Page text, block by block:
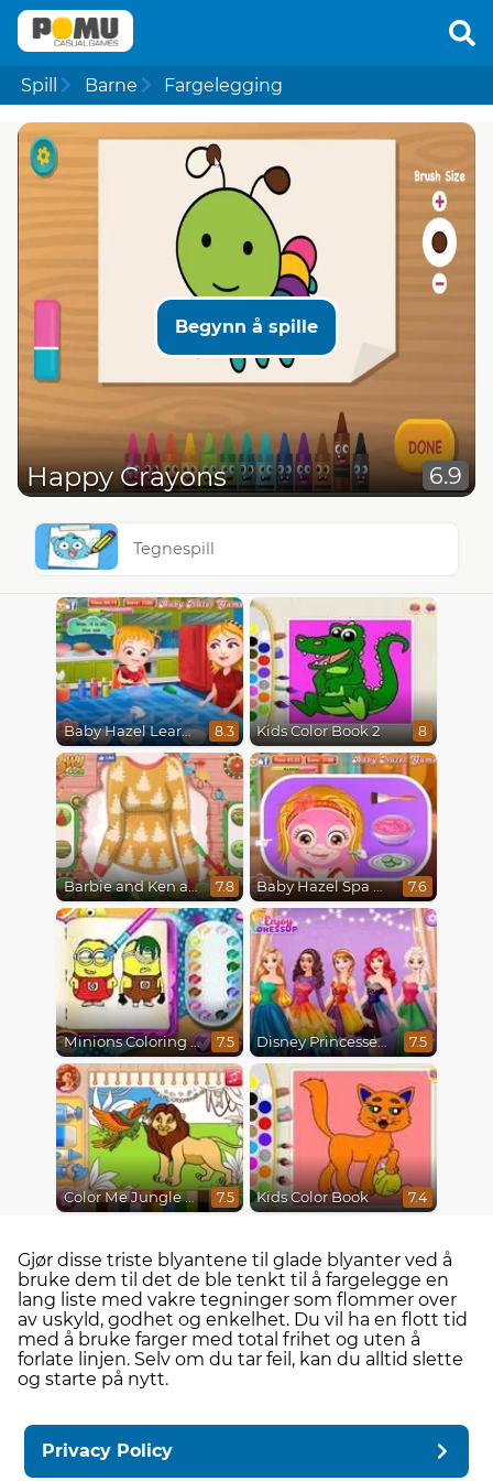
Spill Barne Fargelegging
Begynn å spille
Happy Crayons 6.9
Tegnespill
Baby Hazel Learns Colors 8.3 Kids Color Book 2 8
Barbie and Ken a Perfect Christmas 7.8 Baby Hazel Spa Makeover 7.6
Minions Coloring Book 7.5 Disney Princesses Rainbow Dresses 7.5
Color Me Jungle Animals 7.5 Kids Color Book 7.4
Gjør disse triste blyantene til glade blyanter ved å
bruke dem til det de ble tenkt til å fargelegge en
lang liste med vakre tegninger som flommer over
av uskyld, godhet og enkelhet. Du vil ha en flott tid
med å bruke farger med total frihet og uten å
forlate linjen. Selv om du tar feil, kan du alltid slette
og starte på nytt.
Privacy Policy